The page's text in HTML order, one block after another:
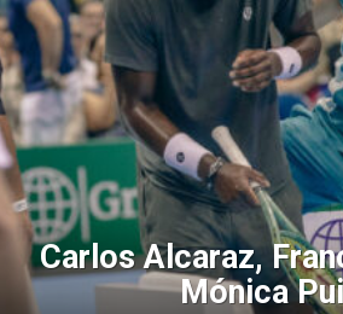
Carlos Alcaraz,
Mónica